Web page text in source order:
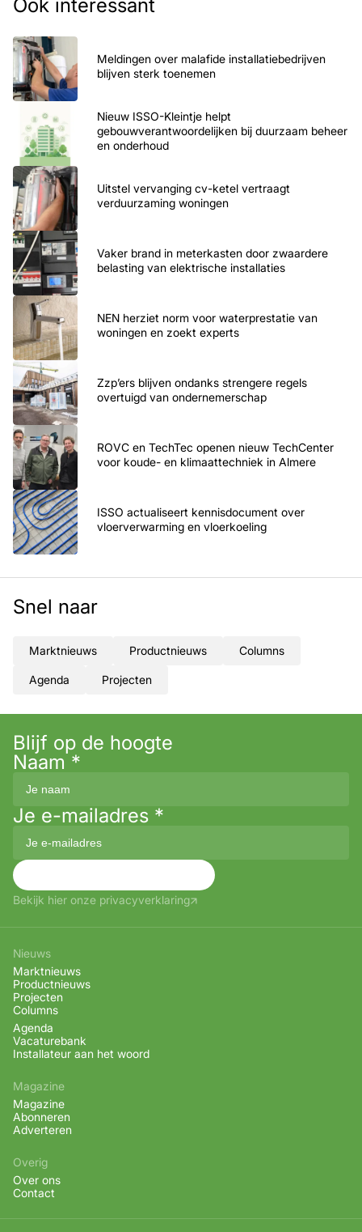
Ook interessant
Meldingen over malafide installatiebedrijven
blijven sterk toenemen
Nieuw ISSO-Kleintje helpt
gebouwverantwoordelijken bij duurzaam beheer
en onderhoud
Uitstel vervanging cv-ketel vertraagt
verduurzaming woningen
Vaker brand in meterkasten door zwaardere
belasting van elektrische installaties
NEN herziet norm voor waterprestatie van
woningen en zoekt experts
Zzp’ers blijven ondanks strengere regels
overtuigd van ondernemerschap
ROVC en TechTec openen nieuw TechCenter
voor koude- en klimaattechniek in Almere
ISSO actualiseert kennisdocument over
vloerverwarming en vloerkoeling
Snel naar
Marktnieuws Productnieuws Columns
Agenda Projecten
Blijf op de hoogte
Naam *
Je e-mailadres *
Bekijk hier onze privacyverklaring
Nieuws
Marktnieuws
Productnieuws
Projecten
Columns
Agenda
Vacaturebank
Installateur aan het woord
Magazine
Magazine
Abonneren
Adverteren
Overig
Over ons
Contact